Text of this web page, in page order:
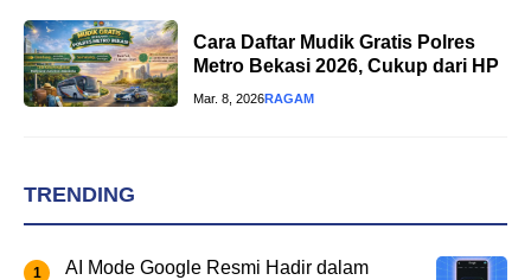
Cara Daftar Mudik Gratis Polres
Metro Bekasi 2026, Cukup dari HP
Mar. 8, 2026RAGAM
TRENDING
AI Mode Google Resmi Hadir dalam